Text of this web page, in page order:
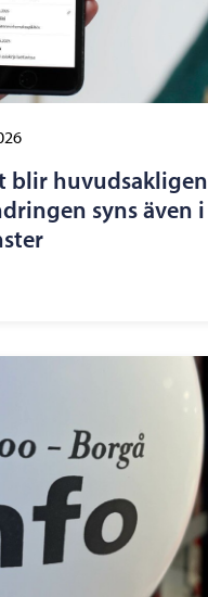
blir huvudsakligen
syns även i